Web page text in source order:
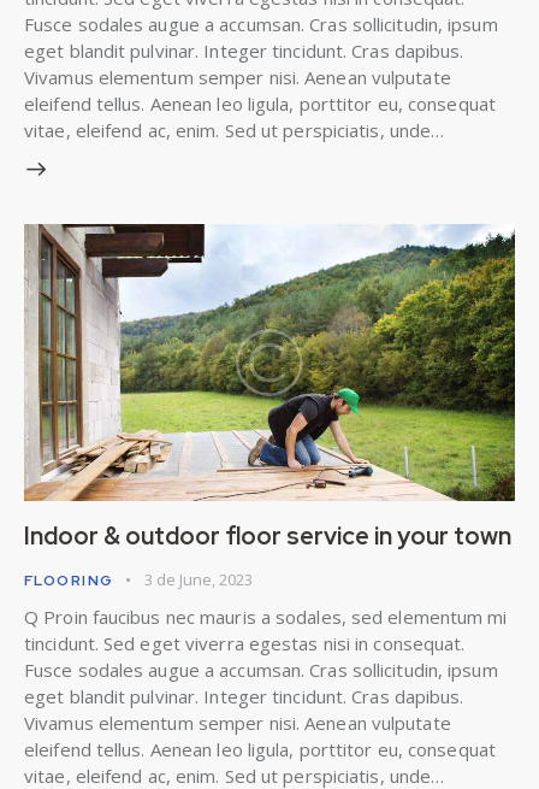
Fusce sodales augue a accumsan. Cras sollicitudin, ipsum
eget blandit pulvinar. Integer tincidunt. Cras dapibus.
Vivamus elementum semper nisi. Aenean vulputate
eleifend tellus. Aenean leo ligula, porttitor eu, consequat
vitae, eleifend ac, enim. Sed ut perspiciatis, unde…
Indoor & outdoor floor service in your town
FLOORING 3 de June, 2023
Q Proin faucibus nec mauris a sodales, sed elementum mi
tincidunt. Sed eget viverra egestas nisi in consequat.
Fusce sodales augue a accumsan. Cras sollicitudin, ipsum
eget blandit pulvinar. Integer tincidunt. Cras dapibus.
Vivamus elementum semper nisi. Aenean vulputate
eleifend tellus. Aenean leo ligula, porttitor eu, consequat
vitae, eleifend ac, enim. Sed ut perspiciatis, unde…